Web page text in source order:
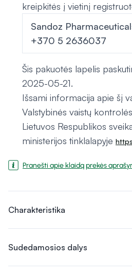
kreipkitės į vietinį
Sandoz
+370 5 2636037
Šis pakuotės lapelis
2025-05-21.
Išsami informacija apie šį
Valstybinės vaistų
Lietuvos Respublikos
ministerijos tinklalapyje
Pranešti apie klaidą prekės
Charakteristika
Sudedamosios dalys